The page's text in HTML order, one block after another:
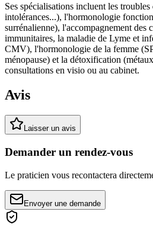
Ses spécialisations incluent les
intolérances...), l'hormonologie
surrénalienne), l'accompagnement des
immunitaires, la maladie de Lyme et
CMV), l'hormonologie de la femme
ménopause) et la détoxification
consultations en visio ou au cabinet.
Avis
Laisser un avis
Demander un rendez-vous
Le praticien vous recontactera
Envoyer une demande